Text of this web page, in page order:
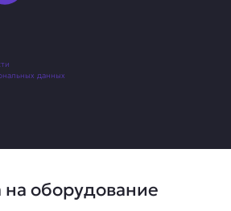
данных
на оборудование